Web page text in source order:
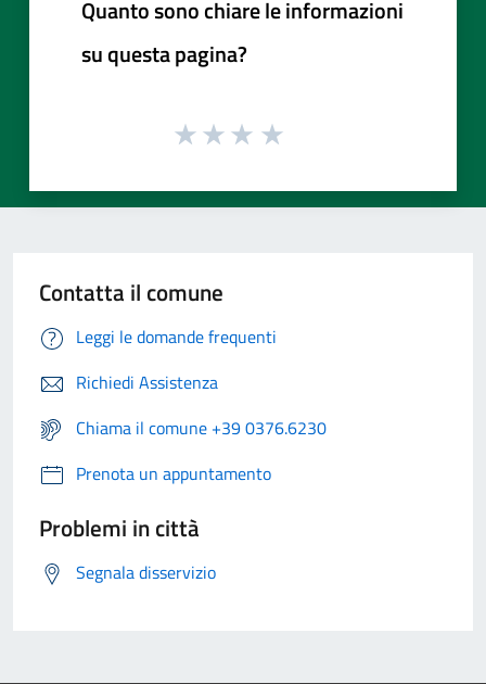
Quanto sono chiare le informazioni
su questa pagina?
Contatta il comune
Leggi le domande frequenti
Richiedi Assistenza
Chiama il comune +39 0376.6230
Prenota un appuntamento
Problemi in città
Segnala disservizio